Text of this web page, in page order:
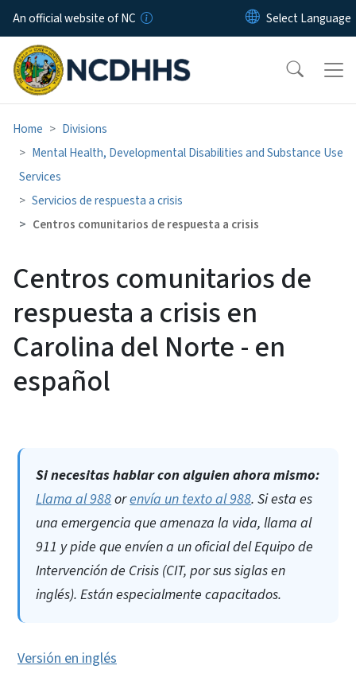
Skip to main content
An official website of NC
Home
Divisions
Mental Health, Developmental Disabilities and Substance Use
Services
Servicios de respuesta a crisis
Centros comunitarios de respuesta a crisis
Centros comunitarios de
respuesta a crisis en
Carolina del Norte - en
español
Si necesitas hablar con alguien ahora mismo:
Llama al 988orenvía un texto al 988. Si esta es
una emergencia que amenaza la vida, llama al
911 y pide que envíen a un oficial del Equipo de
Intervención de Crisis (CIT, por sus siglas en
inglés). Están especialmente capacitados.
Versión en inglés